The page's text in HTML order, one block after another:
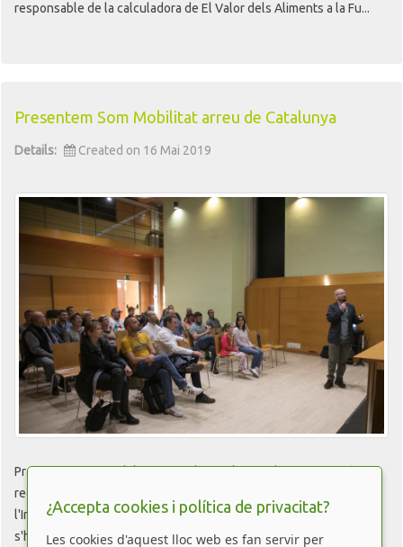
responsable de la calculadora de El Valor dels Aliments a la Fu...
Presentem Som Mobilitat arreu de Catalunya
Details: Created on 16 Mai 2019
Presentem Som Mobilitat arreu de Catalunya Víctor Luna està
recorrent Catalunya presentant Som Mobilitat La Fundació ENT,
l'Institució Balmes o CoBoi, són algunes de les organitzacions que
s'han mos...
¿Accepta cookies i política de privacitat?
Les cookies d'aquest lloc web es fan servir per